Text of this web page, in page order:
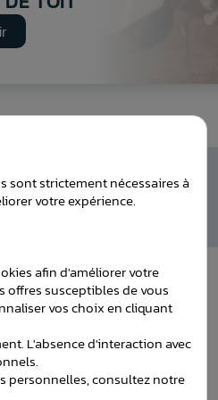
la carrosserie.
véhicule.
sont strictement nécessaires à
votre expérience.
afin d'améliorer votre
offres susceptibles de vous
vos choix en cliquant
L'absence d'interaction avec
personnelles, consultez notre